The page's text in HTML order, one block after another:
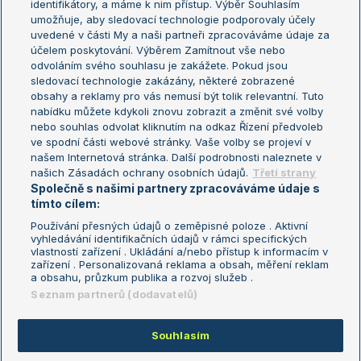
Sázkařský žebříček
Wimbledon
US Open
Turnaj mistrů
Turnaj mistryň
Aktualní trendy
Fotbalové přestupy
Livesport Daily
LS Prague Open
Podmínky užití
Nastavení soukromí
GDPR a žurnalistika
Reklama
Kontakt
Informace o zpracování osobních
údajů
Copyright © 2008-2026 TenisPortal.cz. Využíváme zpravodajství ČTK.
identifikátory, a máme k nim přístup. Výběr Souhlasím
umožňuje, aby sledovací technologie podporovaly účely
uvedené v části My a naši partneři zpracováváme údaje za
účelem poskytování. Výběrem Zamítnout vše nebo
odvoláním svého souhlasu je zakážete. Pokud jsou
sledovací technologie zakázány, některé zobrazené
obsahy a reklamy pro vás nemusí být tolik relevantní. Tuto
nabídku můžete kdykoli znovu zobrazit a změnit své volby
nebo souhlas odvolat kliknutím na odkaz Řízení předvoleb
ve spodní části webové stránky. Vaše volby se projeví v
našem Internetová stránka. Další podrobnosti naleznete v
našich Zásadách ochrany osobních údajů. Třetí strany
Společně s našimi partnery zpracováváme údaje s
tímto cílem:
Používání přesných údajů o zeměpisné poloze . Aktivní
vyhledávání identifikačních údajů v rámci specifických
vlastností zařízení . Ukládání a/nebo přístup k informacím v
zařízení . Personalizovaná reklama a obsah, měření reklam
a obsahu, průzkum publika a rozvoj služeb .
Seznam partnerů (dodavatelů)
Souhlasím